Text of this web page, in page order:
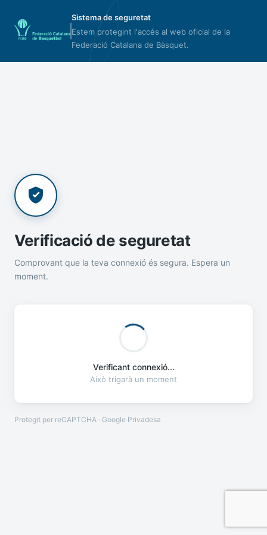
Sistema de seguretat
Estem protegint l'accés al web oficial de la
Federació Catalana de Bàsquet.
Verificació de seguretat
Comprovant que la teva connexió és segura. Espera un
moment.
Verificant connexió...
Això trigarà un moment
Protegit per reCAPTCHA · Google Privadesa